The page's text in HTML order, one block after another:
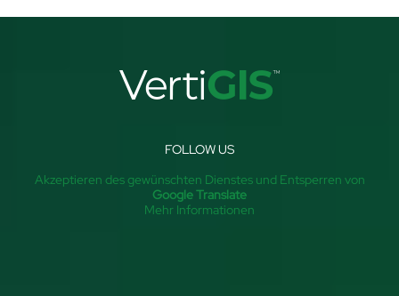
FOLLOW US
Akzeptieren des gewünschten Dienstes und Entsperren von
Google Translate
Mehr Informationen